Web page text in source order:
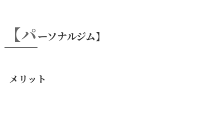
【パーソナルジム】
メリット